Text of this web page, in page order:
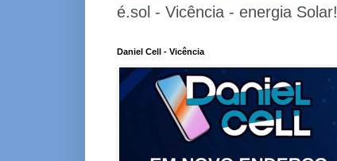
é.sol - Vicência - energia Solar!
Daniel Cell - Vicência